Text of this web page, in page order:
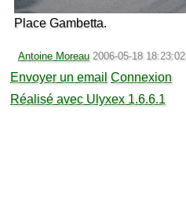
Place Gambetta.
Antoine Moreau 2006-05-18 18:23:02
Envoyer un email Connexion
Réalisé avec Ulyxex 1.6.6.1